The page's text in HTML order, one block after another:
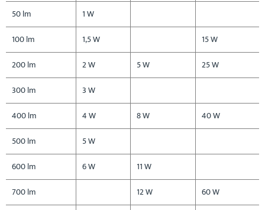
50 lm
1 W
100 lm
1,5 W
15 W
200 lm
2 W 5 W
25 W
300 lm
3 W
400 lm
4 W 8 W
40 W
500 lm
5 W
600 lm
6 W
11 W
700 lm
12 W 60 W